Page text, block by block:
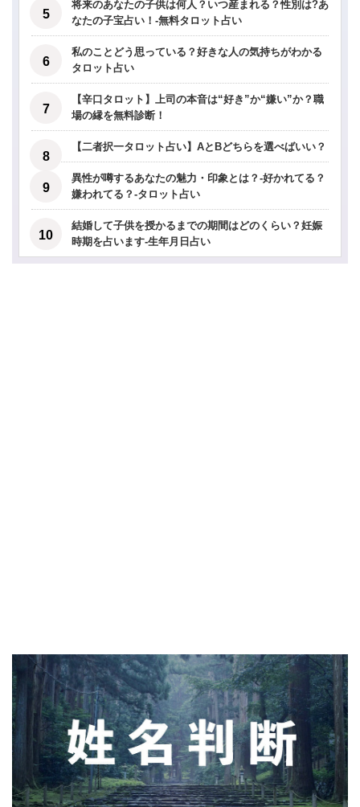
将来のあなたの子供は何人？いつ産まれる？性別は?あ
なたの子宝占い！-無料タロット占い
私のことどう思っている？好きな人の気持ちがわかる
タロット占い
【辛口タロット】上司の本音は“好き”か“嫌い”か？職
場の縁を無料診断！
【二者択一タロット占い】AとBどちらを選べばいい？
異性が噂するあなたの魅力・印象とは？-好かれてる？
嫌われてる？-タロット占い
結婚して子供を授かるまでの期間はどのくらい？妊娠
時期を占います-生年月日占い